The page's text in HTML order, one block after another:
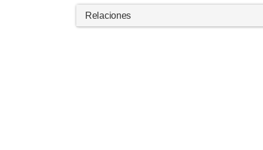
Relaciones